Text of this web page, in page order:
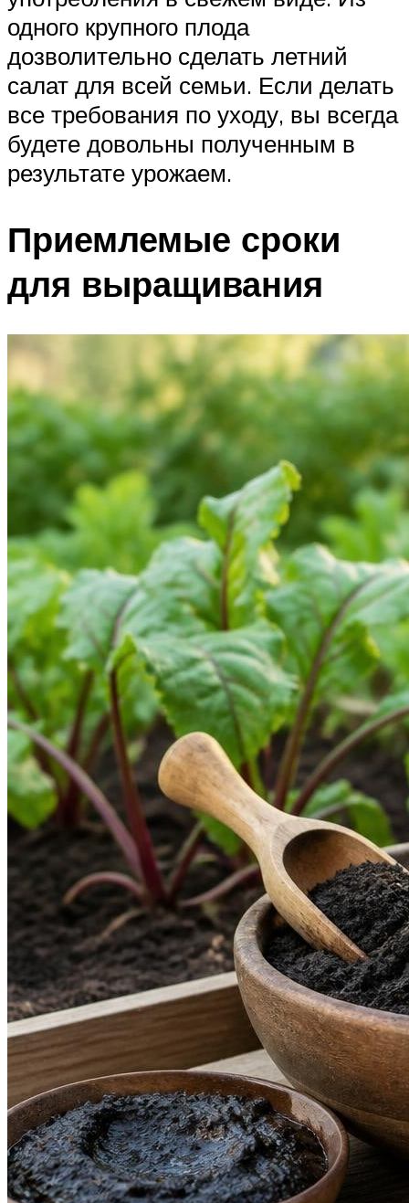
одного крупного плода
дозволительно сделать летний
салат для всей семьи. Если делать
все требования по уходу, вы всегда
будете довольны полученным в
результате урожаем.
Приемлемые сроки
для выращивания